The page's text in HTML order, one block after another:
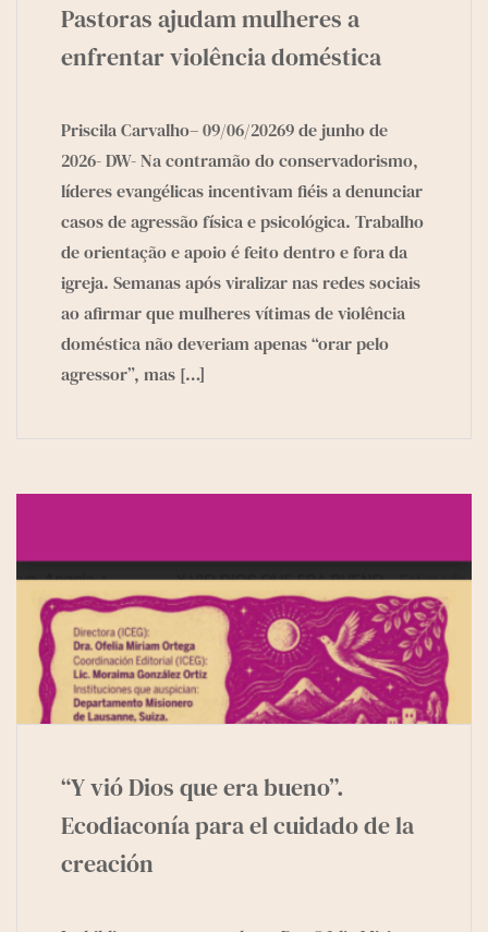
Pastoras ajudam mulheres a
enfrentar violência doméstica
Priscila Carvalho– 09/06/20269 de junho de
2026- DW- Na contramão do conservadorismo,
líderes evangélicas incentivam fiéis a denunciar
casos de agressão física e psicológica. Trabalho
de orientação e apoio é feito dentro e fora da
igreja. Semanas após viralizar nas redes sociais
ao afirmar que mulheres vítimas de violência
doméstica não deveriam apenas “orar pelo
agressor”, mas […]
“Y vió Dios que era bueno”.
Ecodiaconía para el cuidado de la
creación